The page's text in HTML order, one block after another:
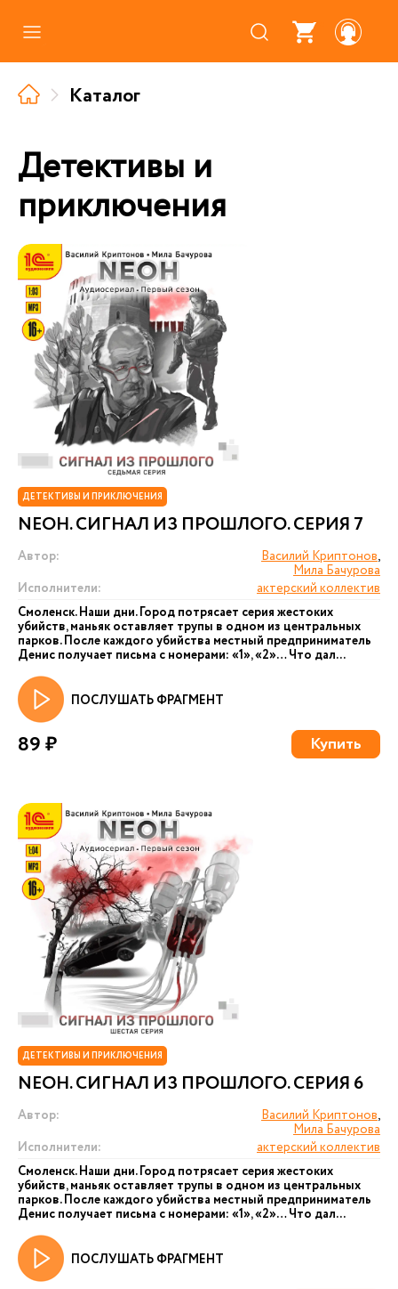
Где купить
Про аудиокниги
О нас
Партнерам
Каталог
Детективы и
приключения
ДЕТЕКТИВЫ И ПРИКЛЮЧЕНИЯ
NEОН. СИГНАЛ ИЗ ПРОШЛОГО. СЕРИЯ 7
Автор: Василий Криптонов,
Мила Бачурова
Исполнители:
актерский коллектив
Смоленск. Наши дни. Город потрясает серия жестоких
убийств, маньяк оставляет трупы в одном из центральных
парков. После каждого убийства местный предприниматель
Денис получает письма с номерами: «1», «2»… Что дал...
ПОСЛУШАТЬ ФРАГМЕНТ
89 ₽ Купить
ДЕТЕКТИВЫ И ПРИКЛЮЧЕНИЯ
NEОН. СИГНАЛ ИЗ ПРОШЛОГО. СЕРИЯ 6
Автор: Василий Криптонов,
Мила Бачурова
Исполнители:
актерский коллектив
Смоленск. Наши дни. Город потрясает серия жестоких
убийств, маньяк оставляет трупы в одном из центральных
парков. После каждого убийства местный предприниматель
Денис получает письма с номерами: «1», «2»… Что дал...
ПОСЛУШАТЬ ФРАГМЕНТ